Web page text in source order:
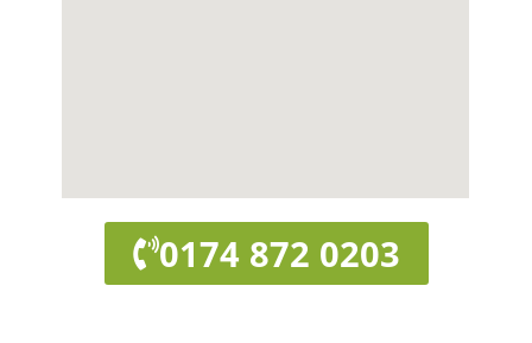
0174 872 0203